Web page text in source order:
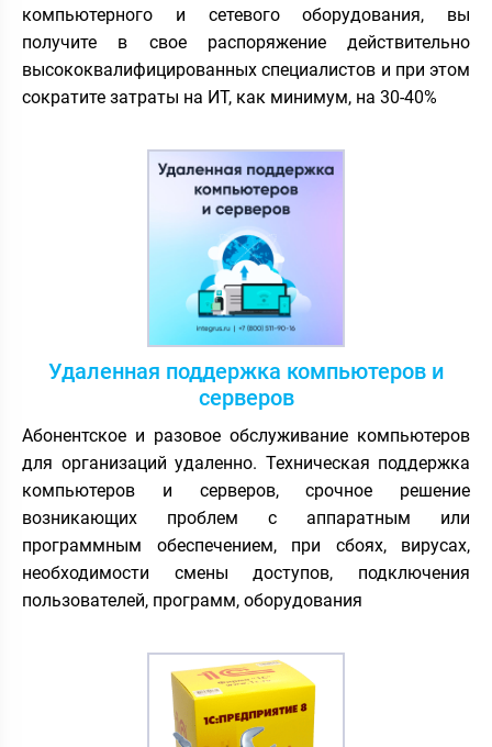
компьютерного и сетевого оборудования, вы
получите в свое распоряжение действительно
высококвалифицированных специалистов и при этом
сократите затраты на ИТ, как минимум, на 30-40%
Удаленная поддержка компьютеров и
серверов
Абонентское и разовое обслуживание компьютеров
для организаций удаленно. Техническая поддержка
компьютеров и серверов, срочное решение
возникающих проблем с аппаратным или
программным обеспечением, при сбоях, вирусах,
необходимости смены доступов, подключения
пользователей, программ, оборудования